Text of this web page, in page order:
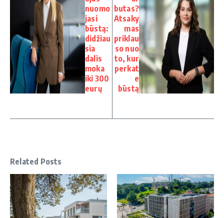
nuomo
jasi
būstą:
didžiau
sia
dalis
moka
iki 300
eurų
butas?
Atsaky
mas
priklau
so nuo
to, kur
perkat
e
būstą
Related Posts